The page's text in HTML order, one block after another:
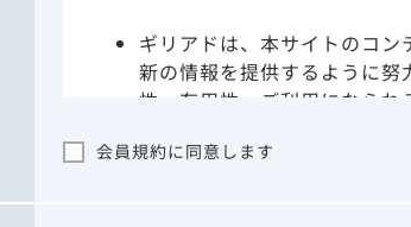
ギリアドは、本サイトのコ
新の情報を提供するように
性、有用性、ご利用になら
サイトを利用することまたは
会員規約に同意します